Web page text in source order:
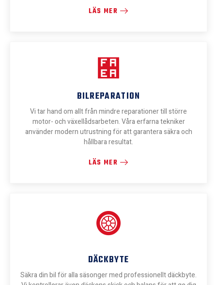
LÄS MER
BILREPARATION
Vi tar hand om allt från mindre reparationer till större
motor- och växellådsarbeten. Våra erfarna tekniker
använder modern utrustning för att garantera säkra och
hållbara resultat.
LÄS MER
DÄCKBYTE
Säkra din bil för alla säsonger med professionellt däckbyte.